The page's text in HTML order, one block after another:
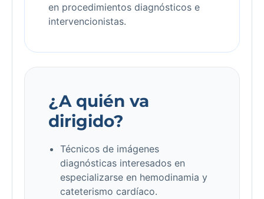
en procedimientos diagnósticos e
intervencionistas.
¿A quién va
dirigido?
Técnicos de imágenes
diagnósticas interesados en
especializarse en hemodinamia y
cateterismo cardíaco.